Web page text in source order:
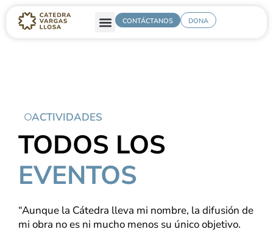
CONTÁCTANOS DONA
ACTIVIDADES
TODOS LOS
EVENTOS
“Aunque la Cátedra lleva mi nombre, la difusión de
mi obra no es ni mucho menos su único objetivo.